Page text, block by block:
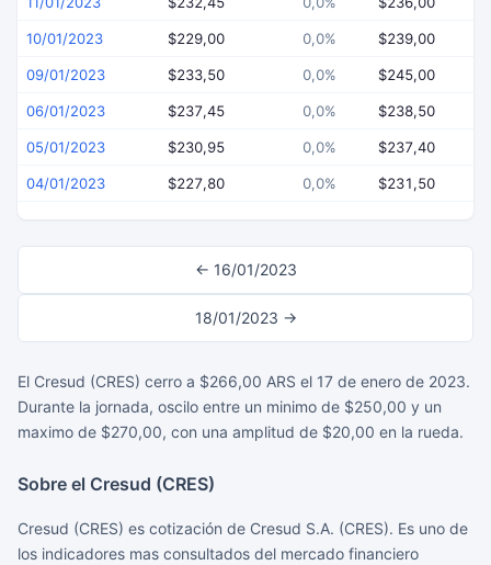
10/01/2023 $229,00 0,0% $239,00
09/01/2023 $233,50 0,0% $245,00
06/01/2023 $237,45 0,0% $238,50
05/01/2023 $230,95 0,0% $237,40
04/01/2023 $227,80 0,0% $231,50
← 16/01/2023
18/01/2023 →
El Cresud (CRES) cerro a $266,00 ARS el 17 de enero de 2023.
Durante la jornada, oscilo entre un minimo de $250,00 y un
maximo de $270,00, con una amplitud de $20,00 en la rueda.
Sobre el Cresud (CRES)
Cresud (CRES) es cotización de Cresud S.A. (CRES). Es uno de
los indicadores mas consultados del mercado financiero